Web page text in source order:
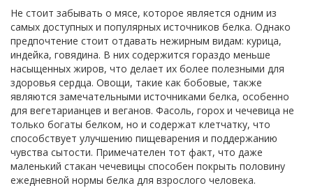
Не стоит забывать о мясе, которое является одним из
самых доступных и популярных источников белка. Однако
предпочтение стоит отдавать нежирным видам: курица,
индейка, говядина. В них содержится гораздо меньше
насыщенных жиров, что делает их более полезными для
здоровья сердца. Овощи, такие как бобовые, также
являются замечательными источниками белка, особенно
для вегетарианцев и веганов. Фасоль, горох и чечевица не
только богаты белком, но и содержат клетчатку, что
способствует улучшению пищеварения и поддержанию
чувства сытости. Примечателен тот факт, что даже
маленький стакан чечевицы способен покрыть половину
ежедневной нормы белка для взрослого человека.